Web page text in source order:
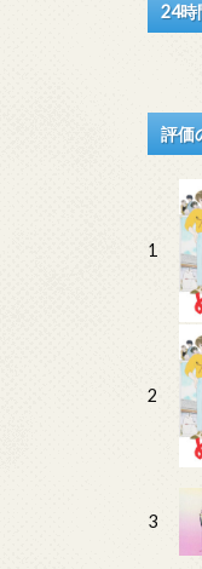
24時
評価
1
2
3